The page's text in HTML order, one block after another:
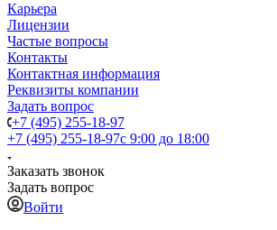
Карьера
Лицензии
Частые вопросы
Контакты
Контактная информация
Реквизиты компании
Задать вопрос
+7 (495) 255-18-97
+7 (495) 255-18-97с 9:00 до 18:00
Заказать звонок
Задать вопрос
Войти